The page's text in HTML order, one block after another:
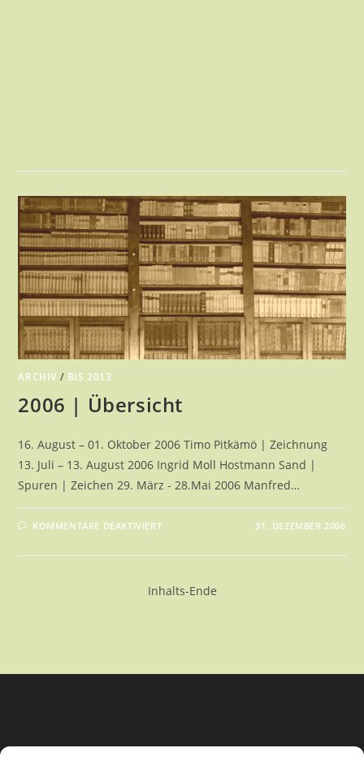
ARCHIV / BIS 2013
2006 | Übersicht
16. August – 01. Oktober 2006 Timo Pitkämö | Zeichnung
13. Juli – 13. August 2006 Ingrid Moll Hostmann Sand |
Spuren | Zeichen 29. März - 28.Mai 2006 Manfred…
KOMMENTARE DEAKTIVIERTFÜR
ÜBERSICHT
31. DEZEMBER 2006
Inhalts-Ende